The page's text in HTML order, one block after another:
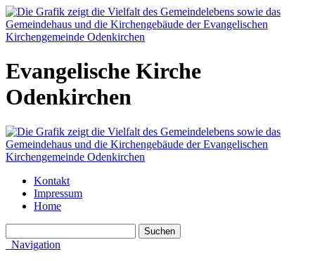
Evangelische Kirche
Odenkirchen
Kontakt
Impressum
Home
Navigation